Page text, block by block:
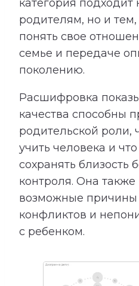
категория подходит
родителям, но и тем,
понять свое
семье и передаче
поколению.
Расшифровка
качества способны
родительской роли,
учить человека и
сохранять близость
контроля. Она также
возможные
конфликтов и
с ребенком.